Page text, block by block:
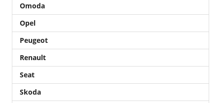
Omoda
Opel
Peugeot
Renault
Seat
Skoda